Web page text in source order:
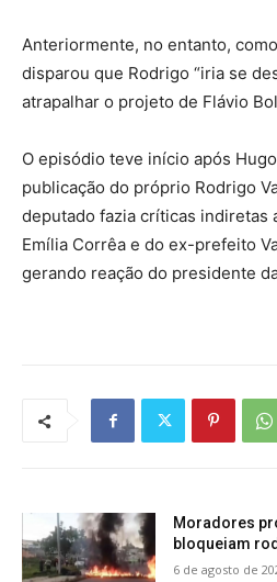
Anteriormente, no entanto,
disparou que Rodrigo “iria se
atrapalhar o projeto de Flávio
O episódio teve início após
publicação do próprio Rodrigo
deputado fazia críticas indiretas
Emília Corrêa e do ex-prefeito
gerando reação do presidente
Moradores
bloqueiam
6 de agosto de